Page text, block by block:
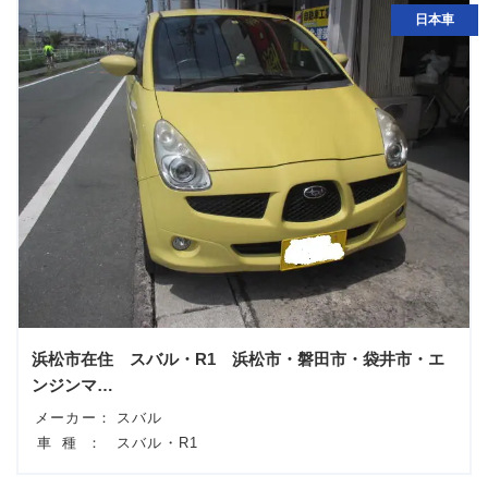
日本車
浜松市在住 スバル・R1 浜松市・磐田市・袋井市・エ
ンジンマ…
メーカー：
スバル
車種：
スバル・R1